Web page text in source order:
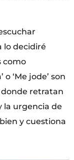
lo decidiré
como
‘Me jode’ son
donde retratan
la urgencia de
y cuestiona